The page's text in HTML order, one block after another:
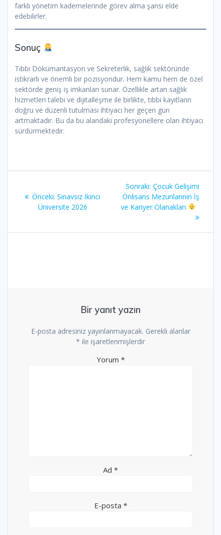
farklı yönetim kademelerinde görev alma şansı elde
edebilirler.
Sonuç
Tıbbi Dökümantasyon ve Sekreterlik, sağlık sektöründe
istikrarlı ve önemli bir pozisyondur. Hem kamu hem de özel
sektörde geniş iş imkanları sunar. Özellikle artan sağlık
hizmetleri talebi ve dijitalleşme ile birlikte, tıbbi kayıtların
doğru ve düzenli tutulması ihtiyacı her geçen gün
artmaktadır. Bu da bu alandaki profesyonellere olan ihtiyacı
sürdürmektedir.
gezinmesi
Önceki: Önceki
yazı:
Sınavsız İkinci
Üniversite 2026
Sonraki: Sonraki
yazı:
Çocuk Gelişimi
Önlisans Mezunlarının İş
ve Kariyer Olanakları
Bir yanıt yazın
E-posta adresiniz yayınlanmayacak. Gerekli alanlar
* ile işaretlenmişlerdir
Yorum *
Ad *
E-posta *